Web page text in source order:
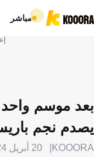
مباشر
بعد موسم واحد
يصدم نجم
KOOORA 20 أبريل 2024